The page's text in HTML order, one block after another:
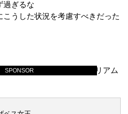
SPONSOR
ぎるな
うした状況を考慮すべきだった
ちゃんを投げつけるウィリアム